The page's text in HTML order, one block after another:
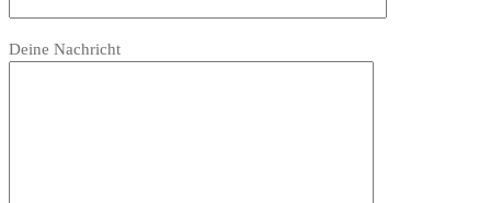
dieses
leer.
lasse
Deine Nachricht